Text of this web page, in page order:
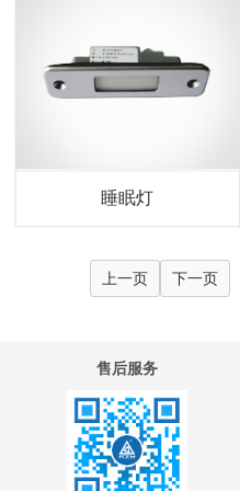
睡眠灯
上一页 下一页
售后服务